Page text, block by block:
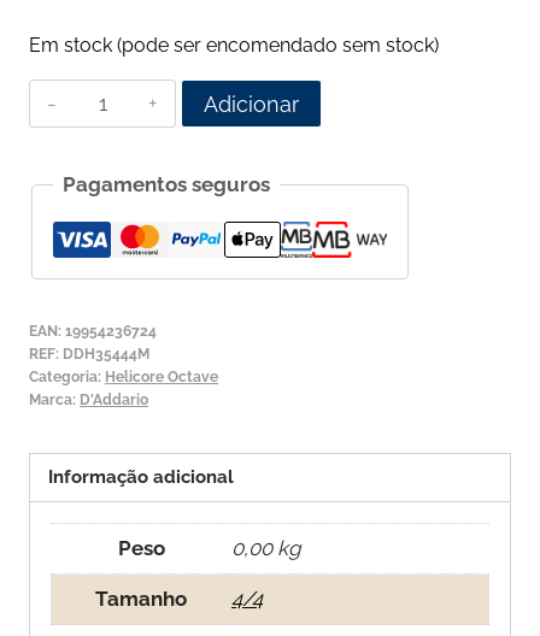
Em stock (pode ser encomendado sem stock)
Quantidade
de
para
Violino
D'Addario
4ª
Sol
Adicionar
Pagamentos seguros
EAN: 19954236724
REF: DDH35444M
Categoria: Helicore Octave
Marca: D'Addario
Informação adicional
Peso 0,00 kg
Tamanho 4/4